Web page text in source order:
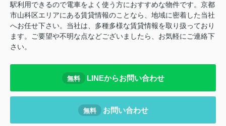
駅利用できるので電車をよく使う方におすすめな物件です。京都
市山科区エリアにある賃貸情報のことなら、地域に密着した当社
へお任せ下さい。当社は、多種多様な賃貸情報を取り扱っており
ます。ご要望や不明な点などございましたら、お気軽にご連絡下
さい。
無料 LINEからお問い合わせ
無料 お問い合わせ